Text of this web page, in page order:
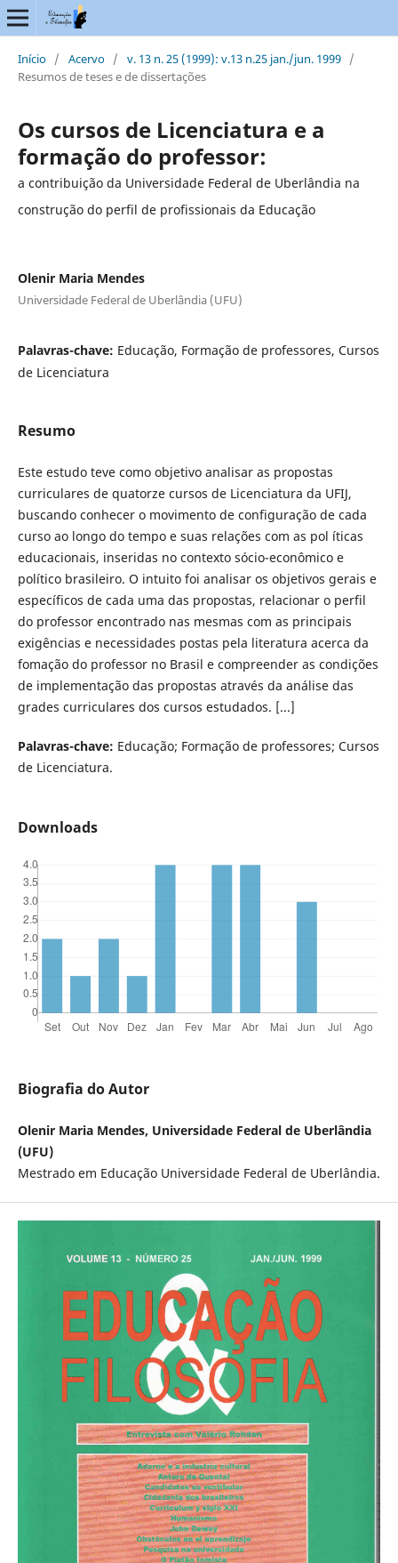
Início / Acervo / v. 13 n. 25 (1999): v.13 n.25 jan./jun. 1999 /
Resumos de teses e de dissertações
Os cursos de Licenciatura e a
formação do professor:
a contribuição da Universidade Federal de Uberlândia na
construção do perfil de profissionais da Educação
Olenir Maria Mendes
Universidade Federal de Uberlândia (UFU)
Palavras-chave: Educação, Formação de professores, Cursos
de Licenciatura
Resumo
Este estudo teve como objetivo analisar as propostas
curriculares de quatorze cursos de Licenciatura da UFIJ,
buscando conhecer o movimento de configuração de cada
curso ao longo do tempo e suas relações com as pol íticas
educacionais, inseridas no contexto sócio-econômico e
político brasileiro. O intuito foi analisar os objetivos gerais e
específicos de cada uma das propostas, relacionar o perfil
do professor encontrado nas mesmas com as principais
exigências e necessidades postas pela literatura acerca da
fomação do professor no Brasil e compreender as condições
de implementação das propostas através da análise das
grades curriculares dos cursos estudados. [...]
Palavras-chave: Educação; Formação de professores; Cursos
de Licenciatura.
Downloads
Biografia do Autor
Olenir Maria Mendes, Universidade Federal de Uberlândia
(UFU)
Mestrado em Educação Universidade Federal de Uberlândia.